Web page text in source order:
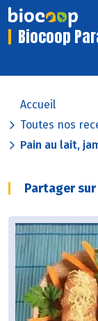
Biocoop
Accueil
Toutes nos
Pain au lait,
Partager sur